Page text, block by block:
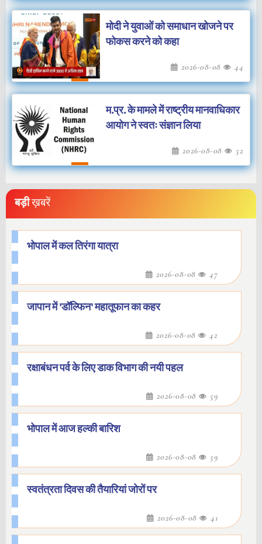
मोदी ने युवाओं को समाधान खोजने पर
फोकस करने को कहा
2026-08-08 44
म.प्र. के मामले में राष्ट्रीय मानवाधिकार
आयोग ने स्वतः संज्ञान लिया
2026-08-08 52
बड़ीख़बरें
भोपाल में कल तिरंगा यात्रा
2026-08-08 47
जापान में 'डॉल्फिन' महातूफान का कहर
2026-08-08 42
रक्षाबंधन पर्व के लिए डाक विभाग की नयी पहल
2026-08-08 59
भोपाल में आज हल्की बारिश
2026-08-08 59
स्वतंत्रता दिवस की तैयारियां जोरों पर
2026-08-08 41